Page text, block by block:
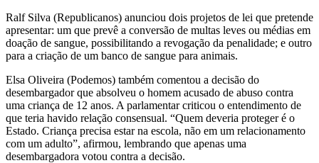
Ralf Silva (Republicanos) anunciou dois projetos de lei que pretende
apresentar: um que prevê a conversão de multas leves ou médias em
doação de sangue, possibilitando a revogação da penalidade; e outro
para a criação de um banco de sangue para animais.
Elsa Oliveira (Podemos) também comentou a decisão do
desembargador que absolveu o homem acusado de abuso contra
uma criança de 12 anos. A parlamentar criticou o entendimento de
que teria havido relação consensual. “Quem deveria proteger é o
Estado. Criança precisa estar na escola, não em um relacionamento
com um adulto”, afirmou, lembrando que apenas uma
desembargadora votou contra a decisão.